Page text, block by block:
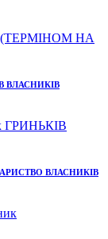
НА
ВЛАСНИКІВ
ГРИНЬКІВ
ВЛАСНИКІВ